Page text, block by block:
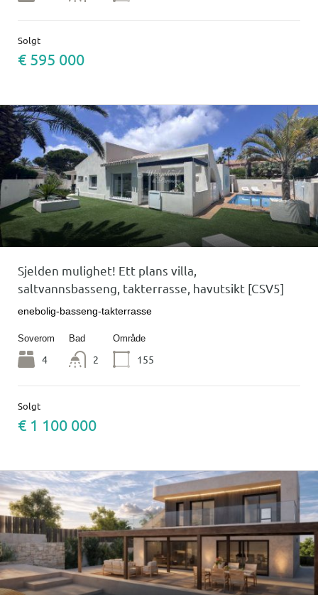
Solgt
€ 595 000
Sjelden mulighet! Ett plans villa,
saltvannsbasseng, takterrasse, havutsikt [CSV5]
enebolig-basseng-takterrasse
Soverom
4
Bad
2
Område
155
Solgt
€ 1 100 000